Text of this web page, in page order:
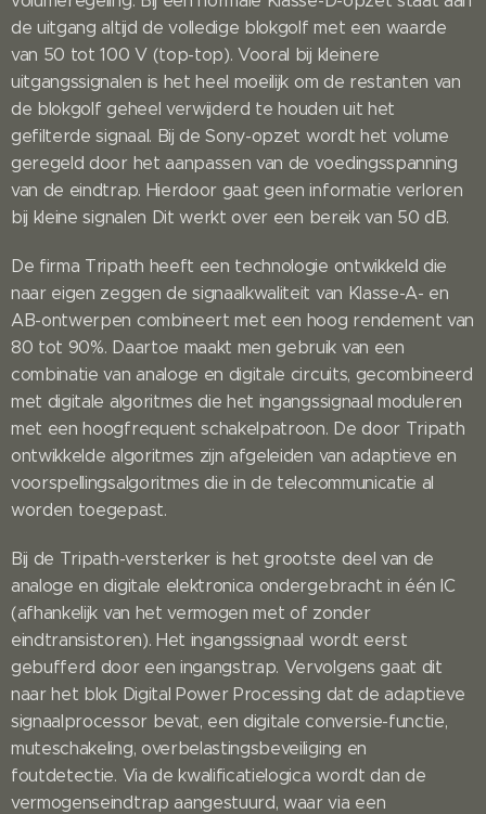
de uitgang altijd de volledige blokgolf met een waarde
van 50 tot 100 V (top-top). Vooral bij kleinere
uitgangssignalen is het heel moeilijk om de restanten van
de blokgolf geheel verwijderd te houden uit het
gefilterde signaal. Bij de Sony-opzet wordt het volume
geregeld door het aanpassen van de voedingsspanning
van de eindtrap. Hierdoor gaat geen informatie verloren
bij kleine signalen Dit werkt over een bereik van 50 dB.
De firma Tripath heeft een technologie ontwikkeld die
naar eigen zeggen de signaalkwaliteit van Klasse-A- en
AB-ontwerpen combineert met een hoog rendement van
80 tot 90%. Daartoe maakt men gebruik van een
combinatie van analoge en digitale circuits, gecombineerd
met digitale algoritmes die het ingangssignaal moduleren
met een hoogfrequent schakelpatroon. De door Tripath
ontwikkelde algoritmes zijn afgeleiden van adaptieve en
voorspellingsalgoritmes die in de telecommunicatie al
worden toegepast.
Bij de Tripath-versterker is het grootste deel van de
analoge en digitale elektronica ondergebracht in één IC
(afhankelijk van het vermogen met of zonder
eindtransistoren). Het ingangssignaal wordt eerst
gebufferd door een ingangstrap. Vervolgens gaat dit
naar het blok Digital Power Processing dat de adaptieve
signaalprocessor bevat, een digitale conversie-functie,
muteschakeling, overbelastingsbeveiliging en
foutdetectie. Via de kwalificatielogica wordt dan de
vermogenseindtrap aangestuurd, waar via een